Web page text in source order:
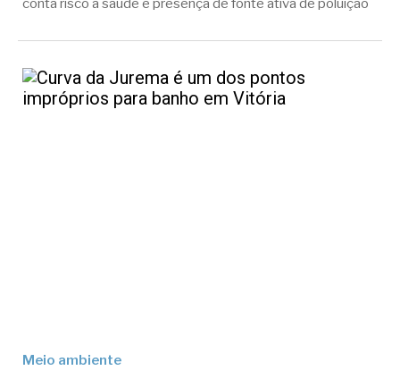
conta risco à saúde e presença de fonte ativa de poluição
Meio ambiente